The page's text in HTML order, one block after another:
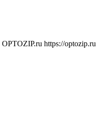
OPTOZIP.ru https://optozip.ru